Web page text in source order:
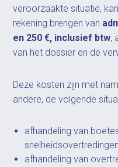
veroorzaakte situatie,
rekening brengen van
en 250 €, inclusief btw,
van het dossier en de
Deze kosten zijn met
andere, de volgende
afhandeling van
afhandeling van